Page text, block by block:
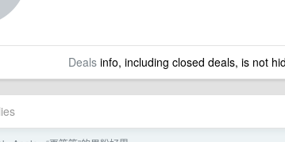
Dealsinfo, including closed deals, is not